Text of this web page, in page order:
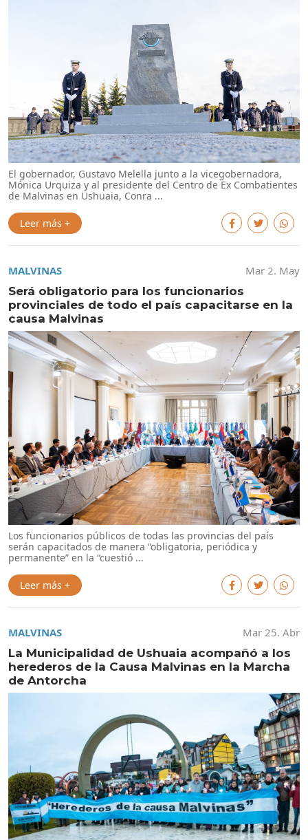
El gobernador, Gustavo Melella junto a la vicegobernadora,
Mónica Urquiza y al presidente del Centro de Ex Combatientes
de Malvinas en Ushuaia, Conra ...
Leer más +
MALVINAS
Mar 2. May
Será obligatorio para los funcionarios
provinciales de todo el país capacitarse en la
causa Malvinas
Los funcionarios públicos de todas las provincias del país
serán capacitados de manera “obligatoria, periódica y
permanente” en la “cuestió ...
Leer más +
MALVINAS
Mar 25. Abr
La Municipalidad de Ushuaia acompañó a los
herederos de la Causa Malvinas en la Marcha
de Antorcha